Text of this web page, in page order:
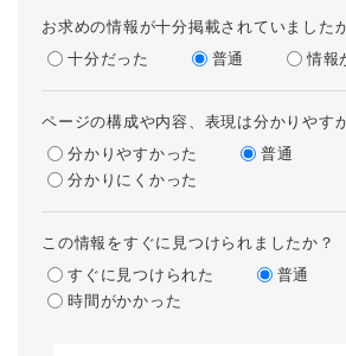
お求めの情報が十分掲載されていました
十分だった
普通 情報
ページの構成や内容、表現は分かりやす
分かりやすかった
普通
分かりにくかった
この情報をすぐに見つけられましたか？
すぐに見つけられた
普通
時間がかかった